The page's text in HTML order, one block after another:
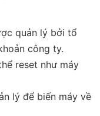
quản lý bởi tổ
công ty.
reset như máy
lý để biến máy về